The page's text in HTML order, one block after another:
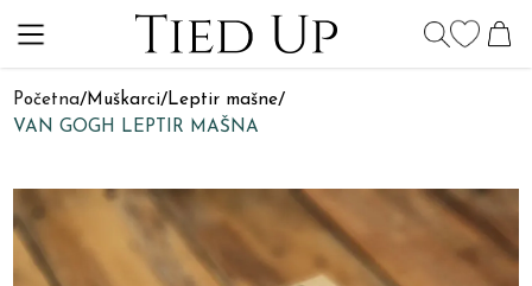
Početna/Muškarci/Leptir mašne/
VAN GOGH LEPTIR MAŠNA